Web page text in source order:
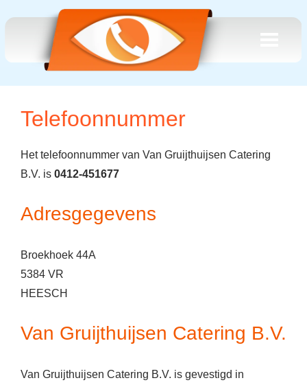
Telefoonnummer
Het telefoonnummer van Van Gruijthuijsen Catering
B.V. is 0412-451677
Adresgegevens
Broekhoek 44A
5384 VR
HEESCH
Van Gruijthuijsen Catering B.V.
Van Gruijthuijsen Catering B.V. is gevestigd in